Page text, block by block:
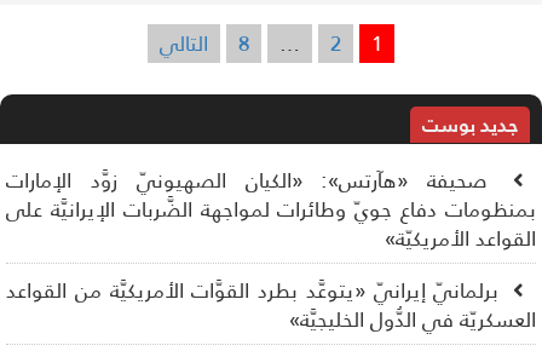
صفحات
المقالات
التالي
جديد بوست
صحيفة «هآرتس»: «الكيان الصهيونيّ زوَّد الإمارات
دفاع جويّ وطائرات لمواجهة الضَّربات الإيرانيَّة على
الأمريكيّة»
برلمانيّ إيرانيّ «يتوعَّد بطرد القوَّات الأمريكيَّة من القواعد
في الدُّول الخليجيَّة»